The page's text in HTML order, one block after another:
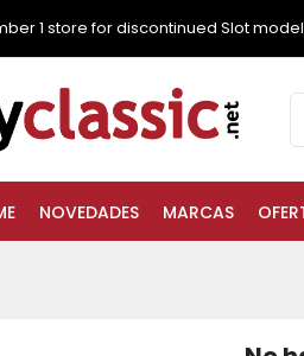
1 store for discontinued Slot
NOVEDADES MARCAS